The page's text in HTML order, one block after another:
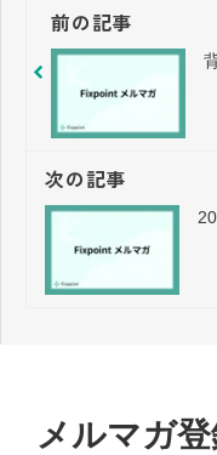
前の記事
次の記事
メルマガ